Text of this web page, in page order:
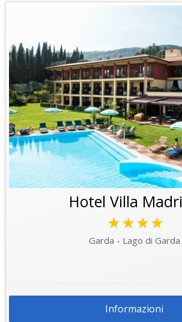
Hotel Villa
★★★★
Garda - Lago di Garda
Informazioni